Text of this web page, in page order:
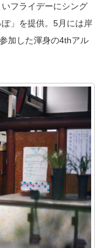
フライデーにシング
」を提供。5月には岸
加した渾身の4thアル